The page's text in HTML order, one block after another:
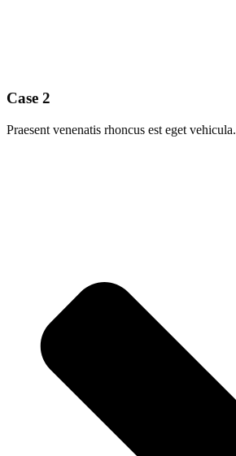
Case 2
Praesent venenatis rhoncus est eget vehicula.